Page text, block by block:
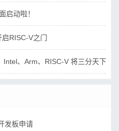
启动啦！
启RISC-V之门
、Arm、RISC-V 将三分天下？
发板申请